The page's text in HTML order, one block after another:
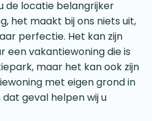
de locatie belangrijker
het maakt bij ons niets uit,
perfectie. Het kan zijn
een vakantiewoning die is
maar het kan ook zijn
met eigen grond in
geval helpen wij u